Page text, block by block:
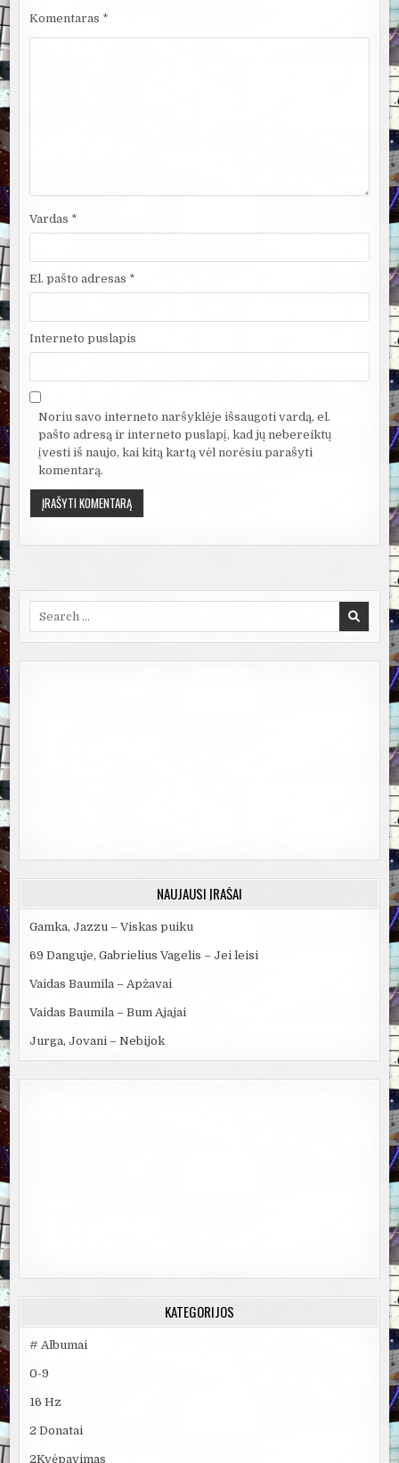
Komentaras *
Vardas *
El. pašto adresas *
Interneto puslapis
Noriu savo interneto naršyklėje išsaugoti vardą, el.
pašto adresą ir interneto puslapį, kad jų nebereiktų
įvesti iš naujo, kai kitą kartą vėl norėsiu parašyti
komentarą.
NAUJAUSI ĮRAŠAI
Gamka, Jazzu – Viskas puiku
69 Danguje, Gabrielius Vagelis – Jei leisi
Vaidas Baumila – Apžavai
Vaidas Baumila – Bum Ajajai
Jurga, Jovani – Nebijok
KATEGORIJOS
# Albumai
0-9
16 Hz
2 Donatai
2Kvėpavimas